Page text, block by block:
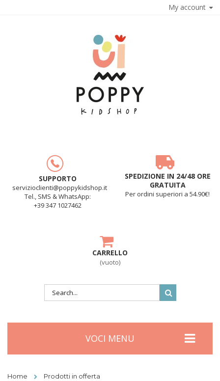
My account
SUPPORTO
servizioclienti@poppykidshop.it
Tel., SMS & WhatsApp:
+39 347 1027462
SPEDIZIONE IN 24/48 ORE
GRATUITA
Per ordini superiori a 54.90€!
CARRELLO
(vuoto)
VOCI MENU
Home Prodotti in offerta